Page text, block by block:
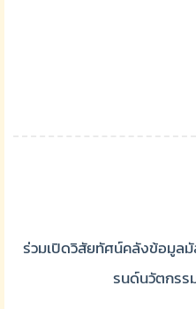
ร่วมเปิดวิสัยทัศน์คลังข้อมูล
รนด์นวัตกรร